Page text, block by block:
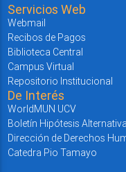
Servicios Web
Webmail
Recibos de Pagos
Biblioteca Central
Campus Virtual
Repositorio Institucional
De Interés
WorldMUN UCV
Boletín Hipótesis Alternativa
Dirección de Derechos
Catedra Pio Tamayo